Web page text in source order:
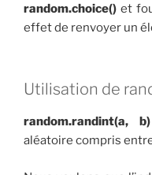
random.choice() et
effet de renvoyer un
Utilisation de
random.randint(a, b)
aléatoire compris